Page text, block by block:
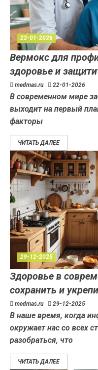
22-01-2026
Вермокс для
здоровье и
medmas.ru 22-01-2026
В современном мире
выходит на первый
факторы
ЧИТАТЬ ДАЛЕЕ
29-12-2025
Здоровье в
сохранить и
medmas.ru 29-12-2025
В наше время, когда
окружает нас со всех
разобраться, что
ЧИТАТЬ ДАЛЕЕ